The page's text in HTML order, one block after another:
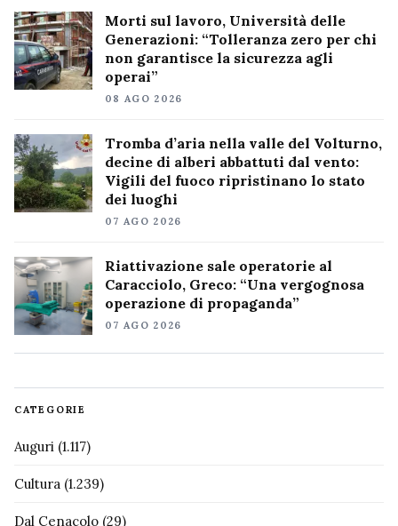
Morti sul lavoro, Università delle
Generazioni: “Tolleranza zero per chi
non garantisce la sicurezza agli
operai”
08 AGO 2026
Tromba d’aria nella valle del Volturno,
decine di alberi abbattuti dal vento:
Vigili del fuoco ripristinano lo stato
dei luoghi
07 AGO 2026
Riattivazione sale operatorie al
Caracciolo, Greco: “Una vergognosa
operazione di propaganda”
07 AGO 2026
CATEGORIE
Auguri (1.117)
Cultura (1.239)
Dal Cenacolo (29)